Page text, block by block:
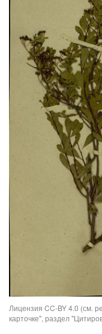
Лицензия CC-BY 4.0 (см.
карточке", раздел